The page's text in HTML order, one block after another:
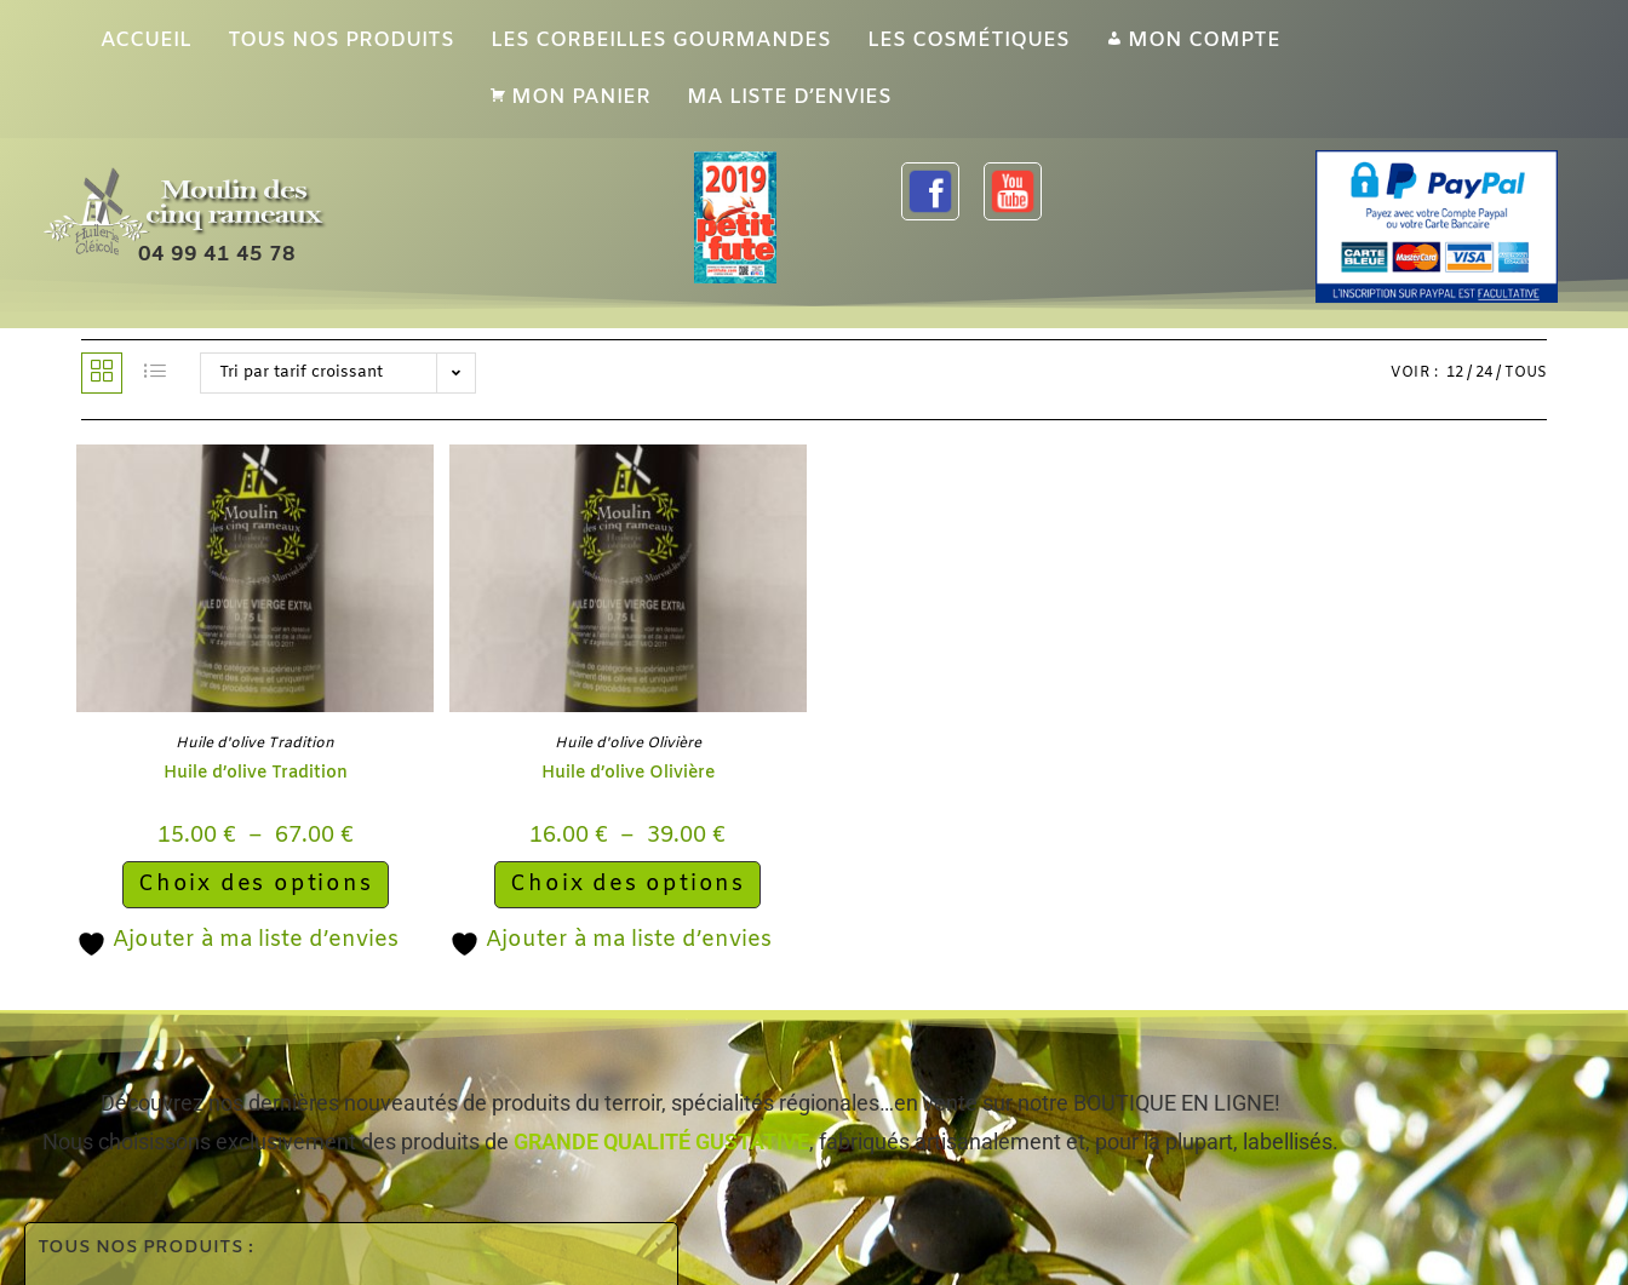
ACCUEIL TOUS NOS PRODUITS LES CORBEILLES GOURMANDES LES COSMÉTIQUES MON COMPTE
MON PANIER MA LISTE D’ENVIES
04 99 41 45 78
Tri par tarif croissant VOIR : 12 24 TOUS
Huile d'olive Tradition
Huile d’olive Tradition
15.00 € – 67.00 €
Choix des options
Ajouter à ma liste d’envies
Huile d'olive Olivière
Huile d’olive Olivière
16.00€ – 39.00€
Choix des options
Ajouter à ma liste d’envies
Découvrez nos dernières nouveautés de produits du terroir, spécialités régionales…en vente sur notre BOUTIQUE EN LIGNE!
Nous choisissons exclusivement des produits deGRANDE QUALITÉ GUSTATIVE, fabriqués artisanalement et, pour la plupart, labellisés.
TOUS NOS PRODUITS :